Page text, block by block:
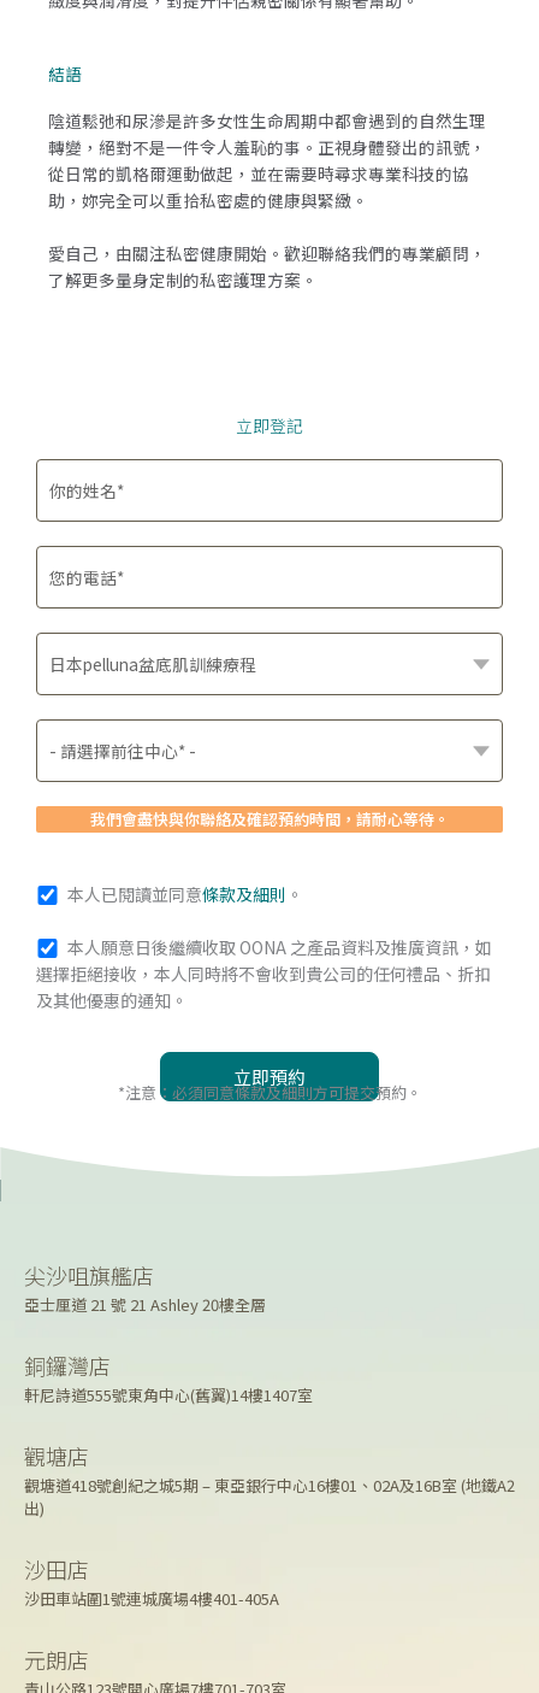
結語
陰道鬆弛和尿滲是許多女性生命周期中都會遇到的自然生理
轉變，絕對不是一件令人羞恥的事。正視身體發出的訊號，
從日常的凱格爾運動做起，並在需要時尋求專業科技的協
助，妳完全可以重拾私密處的健康與緊緻。
愛自己，由關注私密健康開始。歡迎聯絡我們的專業顧問，
了解更多量身定制的私密護理方案。
立即登記
我們會盡快與你聯絡及確認預約時間，請耐心等待。
本人已閱讀並同意條款及細則 。
本人願意日後繼續收取 OONA 之產品資料及推廣資訊，如
選擇拒絕接收，本人同時將不會收到貴公司的任何禮品、折扣
及其他優惠的通知。
*注意：必須同意條款及細則方可提交預約。
尖沙咀旗艦店
亞士厘道 21 號 21 Ashley 20樓全層
銅鑼灣店
軒尼詩道555號東角中心(舊翼)14樓1407室
觀塘店
觀塘道418號創紀之城5期 – 東亞銀行中心16樓01、02A及16B室 (地鐵A2
出)
沙田店
沙田車站圍1號連城廣場4樓401-405A
元朗店